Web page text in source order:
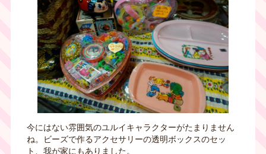
今にはない雰囲気のユルイキャラクターがたまりません
ね。ビーズで作るアクセサリーの透明ボックスのセッ
ト、我が家にもありました。